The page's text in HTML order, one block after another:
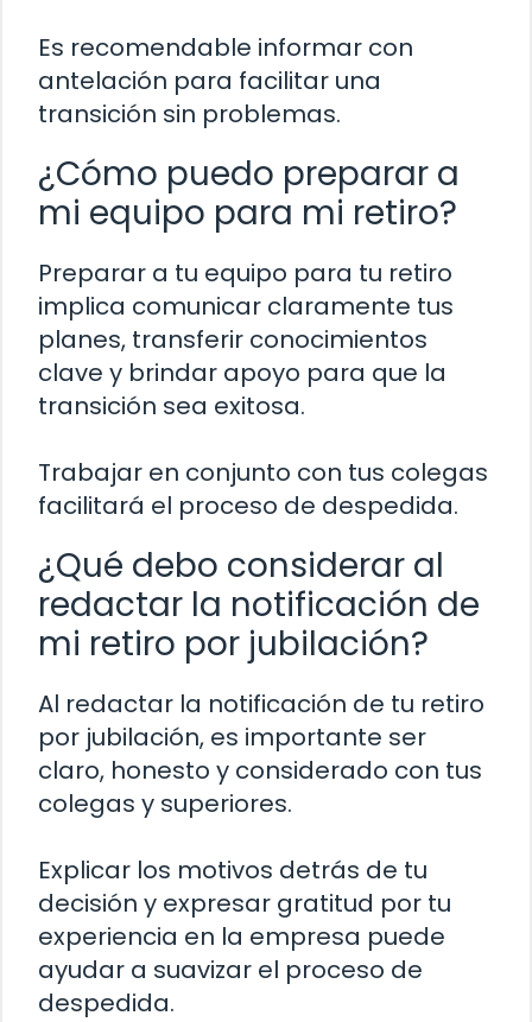
Es recomendable informar con
antelación para facilitar una
transición sin problemas.
¿Cómo puedo preparar a
mi equipo para mi retiro?
Preparar a tu equipo para tu retiro
implica comunicar claramente tus
planes, transferir conocimientos
clave y brindar apoyo para que la
transición sea exitosa.
Trabajar en conjunto con tus colegas
facilitará el proceso de despedida.
¿Qué debo considerar al
redactar la notificación de
mi retiro por jubilación?
Al redactar la notificación de tu retiro
por jubilación, es importante ser
claro, honesto y considerado con tus
colegas y superiores.
Explicar los motivos detrás de tu
decisión y expresar gratitud por tu
experiencia en la empresa puede
ayudar a suavizar el proceso de
despedida.